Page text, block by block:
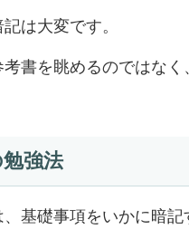
は大変です。
書を眺めるのではな
強法
基礎事項をいかに暗記